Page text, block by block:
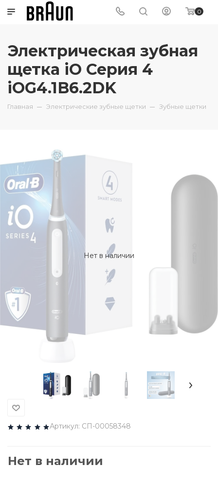
0
Электрическая зубная
щетка iO Серия 4
iOG4.1B6.2DK
Главная Электрические зубные щетки Зубные щетки
Нет в наличии
Артикул: СП-00058348
Нет в наличии